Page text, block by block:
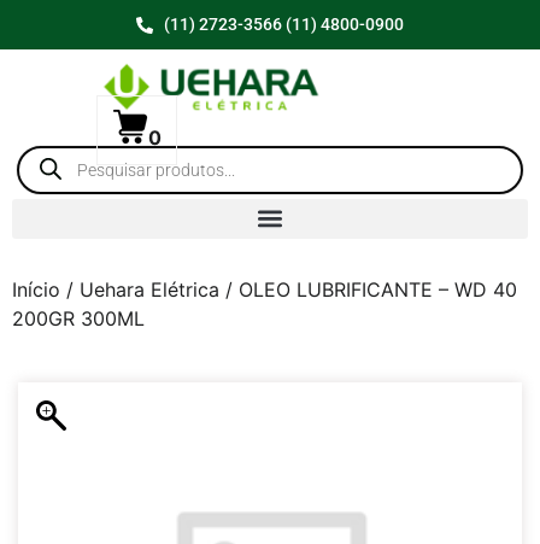
(11) 2723-3566 (11) 4800-0900
0
Início / Uehara Elétrica / OLEO LUBRIFICANTE – WD 40
200GR 300ML